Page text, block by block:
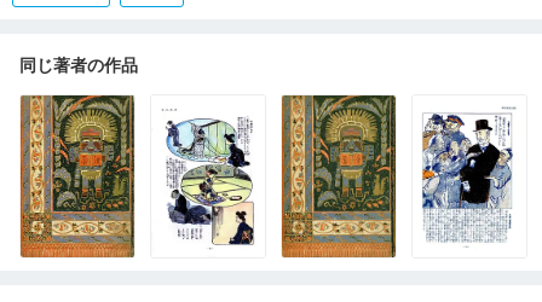
同じ著者の作品